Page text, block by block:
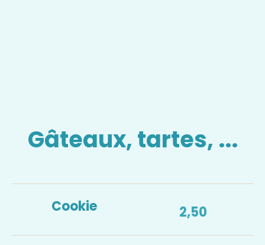
Gâteaux, tartes, ...
Cookie 2,50